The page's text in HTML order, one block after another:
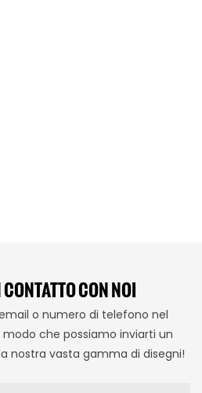
CON NOI
o numero di telefono nel
che possiamo inviarti un
nostra vasta gamma di disegni!